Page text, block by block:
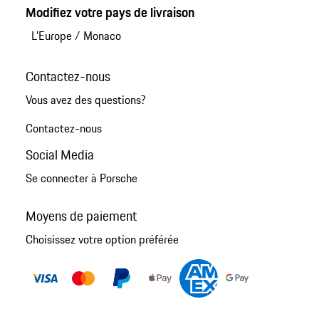
Modifiez votre pays de livraison
L'Europe/ Monaco
Contactez-nous
Vous avez des questions?
Contactez-nous
Social Media
Se connecter à Porsche
Moyens de paiement
Choisissez votre option préférée